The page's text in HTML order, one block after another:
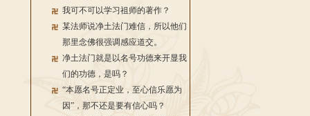
我可不可以学习祖师的著作？
某法师说净土法门难信，所以他们
那里念佛很强调感应道交。
净土法门就是以名号功德来开显我
们的功德，是吗？
“本愿名号正定业，至心信乐愿为
因”，那不还是要有信心吗？